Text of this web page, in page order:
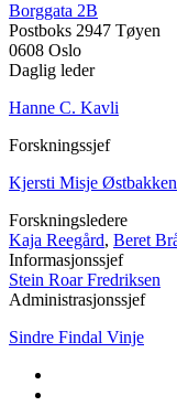
Borggata 2B
Postboks 2947 Tøyen
0608 Oslo
Daglig leder
Hanne C. Kavli
Forskningssjef
Kjersti Misje Østbakken
Forskningsledere
Kaja Reegård, Beret
Informasjonssjef
Stein Roar Fredriksen
Administrasjonssjef
Sindre Findal Vinje